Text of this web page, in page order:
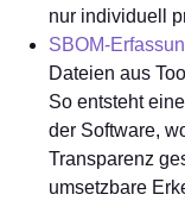
nur individuell
SBOM-
Dateien aus
So entsteht
der Software,
Transparenz
umsetzbare